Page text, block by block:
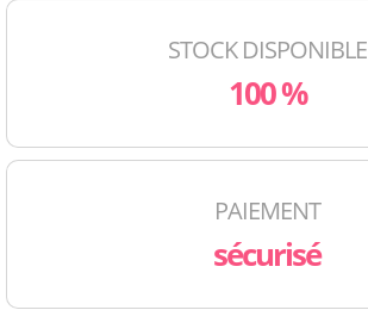
STOCK DISPONIBLE
100 %
PAIEMENT
sécurisé